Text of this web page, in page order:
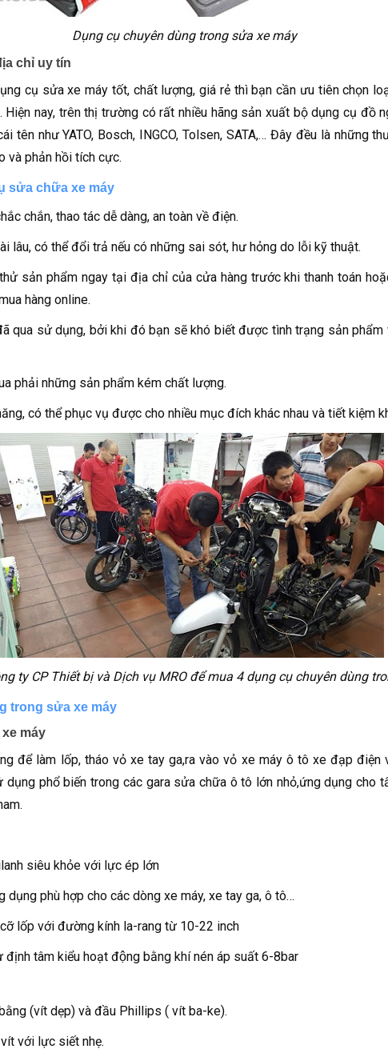
Dụng cụ chuyên dùng trong sửa xe máy
chỉ uy tín
cụ sửa xe máy tốt, chất lượng, giá rẻ thì bạn cần ưu tiên chọn
nay, trên thị trường có rất nhiều hãng sản xuất bộ dụng cụ đồ
tên như YATO, Bosch, INGCO, Tolsen, SATA,… Đây đều là những
và phản hồi tích cực.
sửa chữa xe máy
chắn, thao tác dễ dàng, an toàn về điện.
lâu, có thể đổi trả nếu có những sai sót, hư hỏng do lỗi kỹ thuật.
sản phẩm ngay tại địa chỉ của cửa hàng trước khi thanh toán
hàng online.
qua sử dụng, bởi khi đó bạn sẽ khó biết được tình trạng sản
phải những sản phẩm kém chất lượng.
có thể phục vụ được cho nhiều mục đích khác nhau và tiết kiệm
ty CP Thiết bị và Dịch vụ MRO để mua 4 dụng cụ chuyên dùng
trong sửa xe máy
máy
để làm lốp, tháo vỏ xe tay ga,ra vào vỏ xe máy ô tô xe đạp điện
phổ biến trong các gara sửa chữa ô tô lớn nhỏ,ứng dụng cho
siêu khỏe với lực ép lớn
phù hợp cho các dòng xe máy, xe tay ga, ô tô…
lốp với đường kính la-rang từ 10-22 inch
định tâm kiểu hoạt động bằng khí nén áp suất 6-8bar
(vít dẹp) và đầu Phillips ( vít ba-ke).
với lực siết nhẹ.